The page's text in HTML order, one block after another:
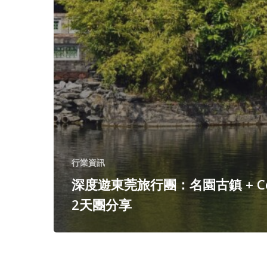
行業資訊
深度遊東莞旅行團：名園古鎮 +
2天團分享